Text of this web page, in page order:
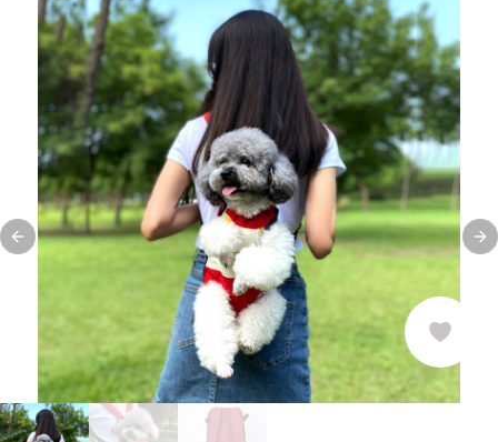
Previous slide